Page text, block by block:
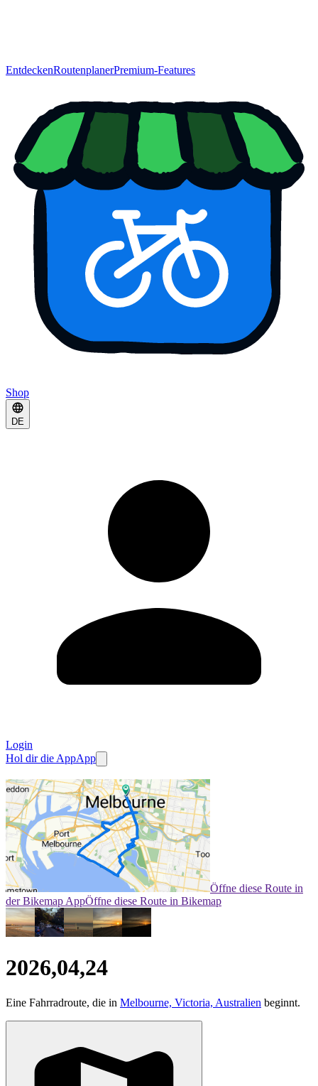
EntdeckenRoutenplanerPremium-Features
Shop
DE
Login
Hol dir die AppApp
Öffne diese Route in
der Bikemap AppÖffne diese Route in Bikemap
2026,04,24
Eine Fahrradroute, die in Melbourne, Victoria, Australien beginnt.